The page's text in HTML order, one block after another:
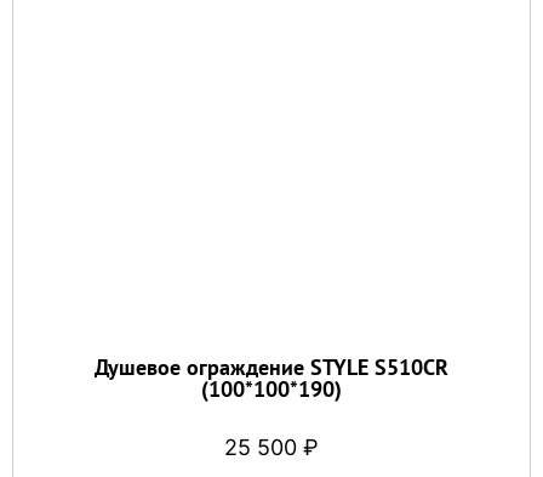
Душевое ограждение STYLE S510CR
(100*100*190)
25 500 ₽